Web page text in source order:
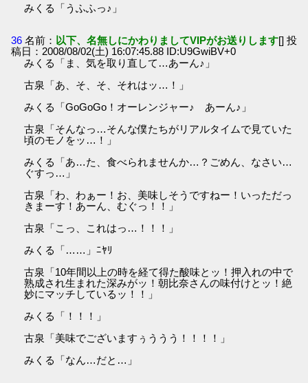
みくる「うふふっ♪」
36 名前： 以下、名無しにかわりましてVIPがお送りします[] 投
稿日：2008/08/02(土) 16:07:45.88 ID:U9GwiBV+0
みくる「ま、気を取り直して…あーん♪」
古泉「あ、そ、そ、それはッ…！」
みくる「GoGoGo！オーレンジャー♪ あーん♪」
古泉「そんなっ…そんな僕たちがリアルタイムで見ていた
頃のモノをッ…！」
みくる「あ…た、食べられませんか…？ごめん、なさい…
ぐすっ…」
古泉「わ、わぁー！お、美味しそうですねー！いっただっ
きまーす！あーん、むぐっ！！」
古泉「こっ、これはっ…！！！」
みくる「……」ﾆﾔﾘ
古泉「10年間以上の時を経て得た酸味とッ！押入れの中で
熟成され生まれた深みがッ！朝比奈さんの味付けとッ！絶
妙にマッチしているッ！！」
みくる「！！！」
古泉「美味でございますぅううう！！！！」
みくる「なん…だと…」